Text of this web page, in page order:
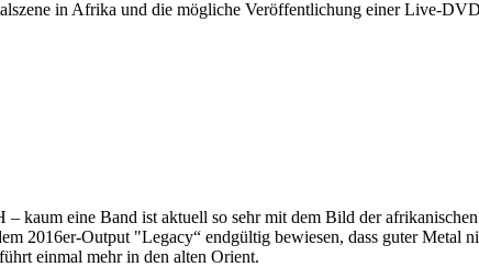
in Afrika und die mögliche Veröffentlichung einer Live-
kaum eine Band ist aktuell so sehr mit dem Bild der
2016er-Output "Legacy“ endgültig bewiesen, dass guter
einmal mehr in den alten Orient.